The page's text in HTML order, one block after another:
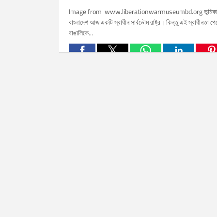
Image from www.liberationwarmuseumbd.org
বাংলাদেশ আজ একটি স্বাধীন সার্বভৌম রাষ্ট্র। কিন্তু এই স্বাধীনতা
বাঙালিকে...